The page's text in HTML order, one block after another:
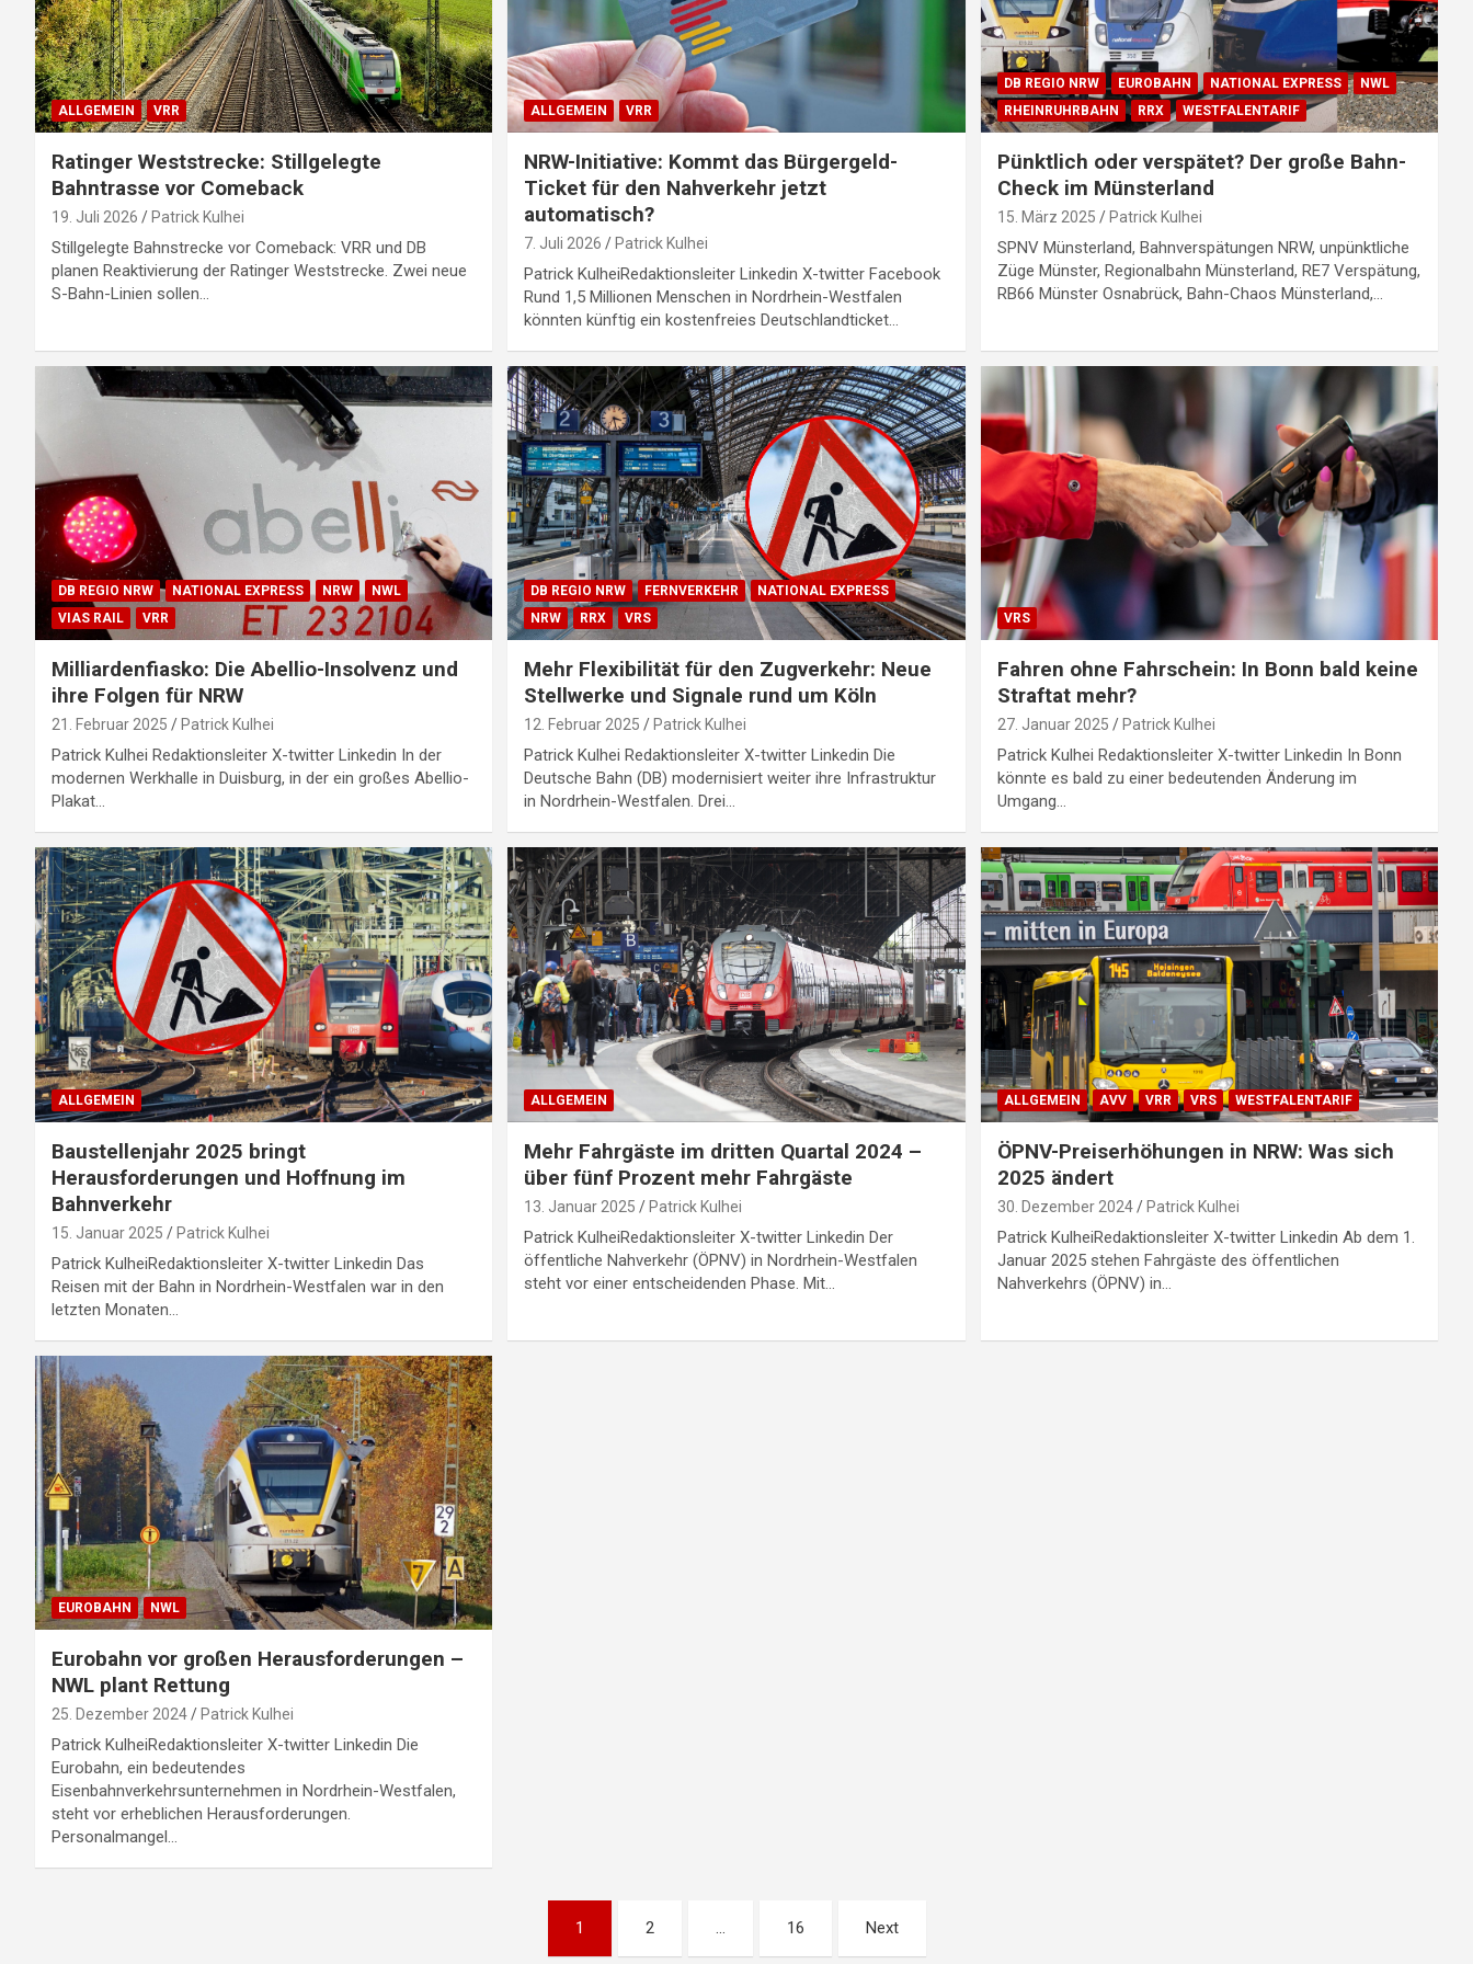
ALLGEMEIN VRR
Ratinger Weststrecke: Stillgelegte
Bahntrasse vor Comeback
19. Juli 2026 Patrick Kulhei
Stillgelegte Bahnstrecke vor Comeback: VRR und DB
planen Reaktivierung der Ratinger Weststrecke. Zwei neue
S-Bahn-Linien sollen…
ALLGEMEIN VRR
NRW-Initiative: Kommt das Bürgergeld-
Ticket für den Nahverkehr jetzt
automatisch?
7. Juli 2026 Patrick Kulhei
Patrick KulheiRedaktionsleiter Linkedin X-twitter Facebook
Rund 1,5 Millionen Menschen in Nordrhein-Westfalen
könnten künftig ein kostenfreies Deutschlandticket…
DB REGIO NRW EUROBAHN NATIONAL EXPRESS
NWL
RHEINRUHRBAHN
RRX WESTFALENTARIF
Pünktlich oder verspätet? Der große Bahn-
Check im Münsterland
15. März 2025 Patrick Kulhei
SPNV Münsterland, Bahnverspätungen NRW, unpünktliche
Züge Münster, Regionalbahn Münsterland, RE7 Verspätung,
RB66 Münster Osnabrück, Bahn-Chaos Münsterland,…
DB REGIO NRW NATIONAL EXPRESS NRW
NWL
VIAS RAIL
VRR
Milliardenfiasko: Die Abellio-Insolvenz und
ihre Folgen für NRW
21. Februar 2025 Patrick Kulhei
Patrick Kulhei Redaktionsleiter X-twitter Linkedin In der
modernen Werkhalle in Duisburg, in der ein großes Abellio-
Plakat…
DB REGIO NRW FERNVERKEHR
NATIONAL EXPRESS
NRW
RRX VRS
Mehr Flexibilität für den Zugverkehr: Neue
Stellwerke und Signale rund um Köln
12. Februar 2025 Patrick Kulhei
Patrick Kulhei Redaktionsleiter X-twitter Linkedin Die
Deutsche Bahn (DB) modernisiert weiter ihre Infrastruktur
in Nordrhein-Westfalen. Drei…
VRS
Fahren ohne Fahrschein: In Bonn bald keine
Straftat mehr?
27. Januar 2025 Patrick Kulhei
Patrick Kulhei Redaktionsleiter X-twitter Linkedin In Bonn
könnte es bald zu einer bedeutenden Änderung im
Umgang…
ALLGEMEIN
Baustellenjahr 2025 bringt
Herausforderungen und Hoffnung im
Bahnverkehr
15. Januar 2025 Patrick Kulhei
Patrick KulheiRedaktionsleiter X-twitter Linkedin Das
Reisen mit der Bahn in Nordrhein-Westfalen war in den
letzten Monaten…
ALLGEMEIN
Mehr Fahrgäste im dritten Quartal 2024 –
über fünf Prozent mehr Fahrgäste
13. Januar 2025 Patrick Kulhei
Patrick KulheiRedaktionsleiter X-twitter Linkedin Der
öffentliche Nahverkehr (ÖPNV) in Nordrhein-Westfalen
steht vor einer entscheidenden Phase. Mit…
ALLGEMEIN AVV VRR VRS WESTFALENTARIF
ÖPNV-Preiserhöhungen in NRW: Was sich
2025 ändert
30. Dezember 2024 Patrick Kulhei
Patrick KulheiRedaktionsleiter X-twitter Linkedin Ab dem 1.
Januar 2025 stehen Fahrgäste des öffentlichen
Nahverkehrs (ÖPNV) in…
EUROBAHN NWL
Eurobahn vor großen Herausforderungen –
NWL plant Rettung
25. Dezember 2024 Patrick Kulhei
Patrick KulheiRedaktionsleiter X-twitter Linkedin Die
Eurobahn, ein bedeutendes
Eisenbahnverkehrsunternehmen in Nordrhein-Westfalen,
steht vor erheblichen Herausforderungen.
Personalmangel…
1 2 … 16 Next